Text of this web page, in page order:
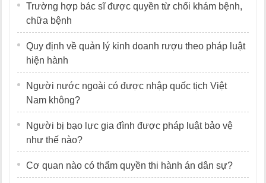
Trường hợp bác sĩ được quyền từ chối khám bệnh,
chữa bệnh
Quy định về quản lý kinh doanh rượu theo pháp luật
hiện hành
Người nước ngoài có được nhập quốc tịch Việt
Nam không?
Người bị bạo lực gia đình được pháp luật bảo vệ
như thế nào?
Cơ quan nào có thẩm quyền thi hành án dân sự?